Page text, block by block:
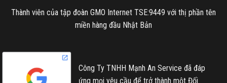
Thành viên của tập đoàn GMO Internet TSE:9449 với thị phần tên
miền hàng đầu Nhật Bản
Công Ty TNHH Mạnh An Service đã đáp
ứng mọi yêu cầu để trở thành một Đối